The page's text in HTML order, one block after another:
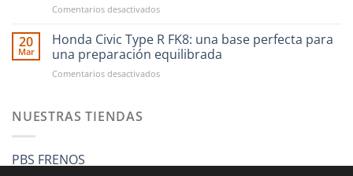
fácil
nunca
nueva
de
entender
cambio
Comentarios desactivadosen
i30
setup
completo
20
Mar
Honda Civic Type R FK8: una base perfecta para
una preparación equilibrada
Comentarios desactivadosen
base
NUESTRAS TIENDAS
PBS FRENOS